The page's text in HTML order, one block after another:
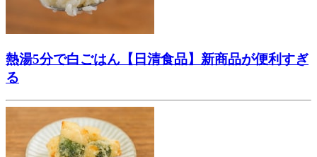
熱湯5分で白ごはん【日清食品】新商品が便利すぎ
る